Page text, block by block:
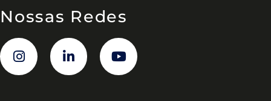
Nossas Redes